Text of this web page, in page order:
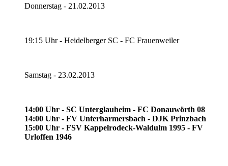
Donnerstag - 21.02.2013
19:15 Uhr - Heidelberger SC - FC Frauenweiler
Samstag - 23.02.2013
14:00 Uhr - SC Unterglauheim - FC Donauwörth 08
14:00 Uhr - FV Unterharmersbach - DJK Prinzbach
15:00 Uhr - FSV Kappelrodeck-Waldulm 1995 - FV
Urloffen 1946